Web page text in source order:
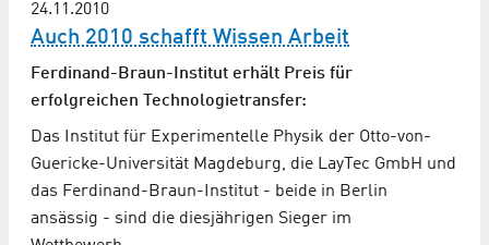
24.11.2010
Auch 2010 schafft Wissen Arbeit
Ferdinand-Braun-Institut erhält Preis für
erfolgreichen Technologietransfer:
Das Institut für Experimentelle Physik der Otto-von-
Guericke-Universität Magdeburg, die LayTec GmbH und
das Ferdinand-Braun-Institut - beide in Berlin
ansässig - sind die diesjährigen Sieger im